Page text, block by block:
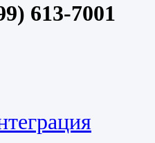
613-7001